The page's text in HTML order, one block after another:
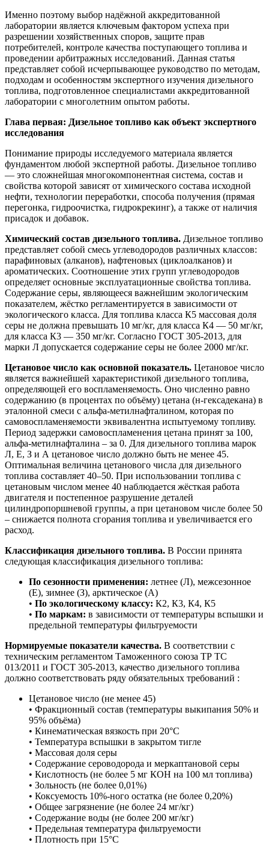
Именно поэтому выбор надёжной аккредитованной
лаборатории является ключевым фактором успеха при
разрешении хозяйственных споров, защите прав
потребителей, контроле качества поступающего топлива и
проведении арбитражных исследований. Данная статья
представляет собой исчерпывающее руководство по методам,
подходам и особенностям экспертного изучения дизельного
топлива, подготовленное специалистами аккредитованной
лаборатории с многолетним опытом работы.
Глава первая: Дизельное топливо как объект экспертного
исследования
Понимание природы исследуемого материала является
фундаментом любой экспертной работы. Дизельное топливо
— это сложнейшая многокомпонентная система, состав и
свойства которой зависят от химического состава исходной
нефти, технологии переработки, способа получения (прямая
перегонка, гидроочистка, гидрокрекинг), а также от наличия
присадок и добавок.
Химический состав дизельного топлива. Дизельное топливо
представляет собой смесь углеводородов различных классов:
парафиновых (алканов), нафтеновых (циклоалканов) и
ароматических. Соотношение этих групп углеводородов
определяет основные эксплуатационные свойства топлива.
Содержание серы, являющееся важнейшим экологическим
показателем, жёстко регламентируется в зависимости от
экологического класса. Для топлива класса К5 массовая доля
серы не должна превышать 10 мг/кг, для класса К4 — 50 мг/кг,
для класса К3 — 350 мг/кг. Согласно ГОСТ 305-2013, для
марки Л допускается содержание серы не более 2000 мг/кг.
Цетановое число как основной показатель. Цетановое число
является важнейшей характеристикой дизельного топлива,
определяющей его воспламеняемость. Оно численно равно
содержанию (в процентах по объёму) цетана (н-гексадекана) в
эталонной смеси с альфа-метилнафталином, которая по
самовоспламеняемости эквивалентна испытуемому топливу.
Период задержки самовоспламенения цетана принят за 100,
альфа-метилнафталина – за 0. Для дизельного топлива марок
Л, Е, З и А цетановое число должно быть не менее 45.
Оптимальная величина цетанового числа для дизельного
топлива составляет 40–50. При использовании топлива с
цетановым числом менее 40 наблюдается жёсткая работа
двигателя и постепенное разрушение деталей
цилиндропоршневой группы, а при цетановом числе более 50
– снижается полнота сгорания топлива и увеличивается его
расход.
Классификация дизельного топлива. В России принята
следующая классификация дизельного топлива:
По сезонности применения: летнее (Л), межсезонное
(Е), зимнее (З), арктическое (А)
• По экологическому классу: К2, К3, К4, К5
• По маркам: в зависимости от температуры вспышки и
предельной температуры фильтруемости
Нормируемые показатели качества. В соответствии с
техническим регламентом Таможенного союза ТР ТС
013/2011 и ГОСТ 305-2013, качество дизельного топлива
должно соответствовать ряду обязательных требований :
Цетановое число (не менее 45)
• Фракционный состав (температуры выкипания 50% и
95% объёма)
• Кинематическая вязкость при 20°С
• Температура вспышки в закрытом тигле
• Массовая доля серы
• Содержание сероводорода и меркаптановой серы
• Кислотность (не более 5 мг КОН на 100 мл топлива)
• Зольность (не более 0,01%)
• Коксуемость 10%-ного остатка (не более 0,20%)
• Общее загрязнение (не более 24 мг/кг)
• Содержание воды (не более 200 мг/кг)
• Предельная температура фильтруемости
• Плотность при 15°С